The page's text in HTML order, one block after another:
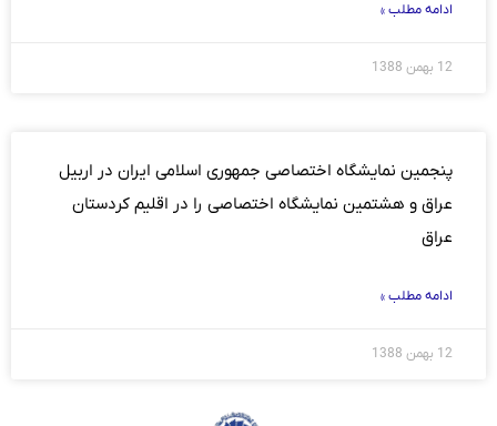
ادامه مطلب »
12 بهمن 1388
پنجمین نمایشگاه ‏اختصاصی جمهوری اسلامی ایران در اربیل
عراق و هشتمین نمایشگاه ‏اختصاصی را در اقلیم کردستان
عراق
ادامه مطلب »
12 بهمن 1388